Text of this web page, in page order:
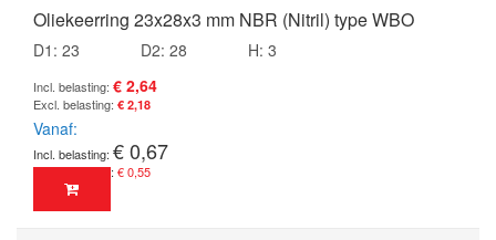
Oliekeerring 23x28x3 mm NBR (Nitril) type WBO
D1: 23 D2: 28
H: 3
€ 2,64
€ 2,18
Vanaf
€ 0,67
€ 0,55